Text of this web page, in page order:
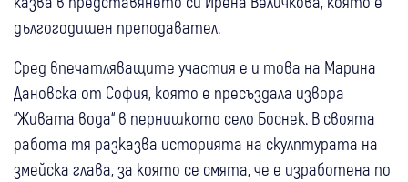
дългогодишен преподавател.
Сред впечатляващите участия е и това на Марина
Дановска от София, която е пресъздала извора
“Живата вода“ в пернишкото село Боснек. В своята
работа тя разказва историята на скулптурата на
змейска глава, за която се смята, че е изработена по